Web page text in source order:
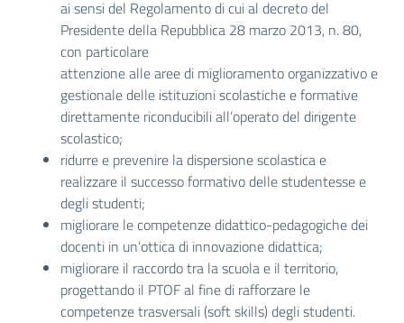
ai sensi del Regolamento di cui al decreto del
Presidente della Repubblica 28 marzo 2013, n. 80,
con particolare
attenzione alle aree di miglioramento organizzativo e
gestionale delle istituzioni scolastiche e formative
direttamente riconducibili all’operato del dirigente
scolastico;
ridurre e prevenire la dispersione scolastica e
realizzare il successo formativo delle studentesse e
degli studenti;
migliorare le competenze didattico-pedagogiche dei
docenti in un’ottica di innovazione didattica;
migliorare il raccordo tra la scuola e il territorio,
progettando il PTOF al fine di rafforzare le
competenze trasversali (soft skills) degli studenti.